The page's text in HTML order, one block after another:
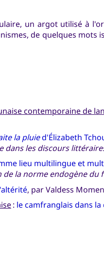
un argot utilisé à
de quelques mots
contemporaine de
la pluied'Élizabeth
dans les discours
lieu multilingue et
de la norme endogène
, par Valdess
: le camfranglais dans la